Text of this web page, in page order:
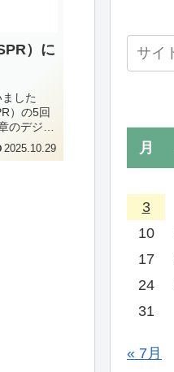
）に
した
）の5回
のデジタ
らで
す。です
2025.10.29 月
3
10
17
24
31
« 7月